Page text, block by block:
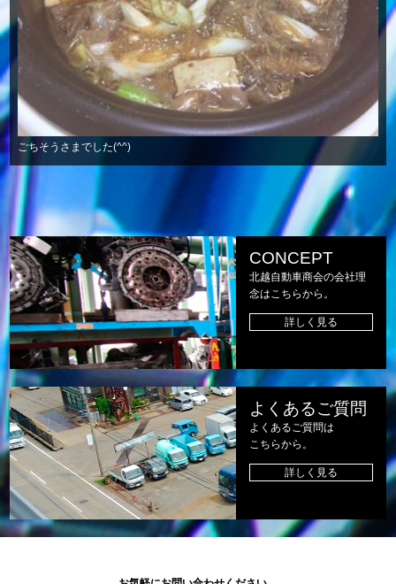
ごちそうさまでした(^^)
CONCEPT
北越自動車商会の会社理
念はこちらから。
詳しく見る
よくあるご質問
よくあるご質問は
こちらから。
詳しく見る